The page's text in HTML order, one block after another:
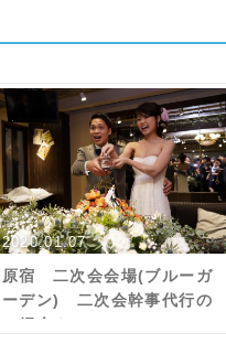
2020.01.07
原宿 二次会会場(ブルーガ
ーデン) 二次会幹事代行の
ご紹介！